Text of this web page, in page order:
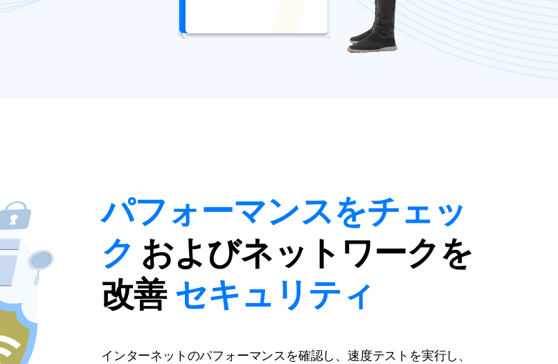
パフォーマンスをチェッ
ク およびネットワークを
改善 セキュリティ
インターネットのパフォーマンスを確認し、速度テストを実行し、